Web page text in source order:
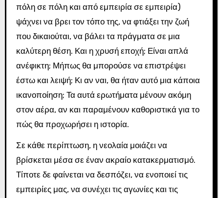
πόλη σε πόλη και από εμπειρία σε εμπειρία)
ψάχνει να βρει τον τόπο της, να φτιάξει την ζωή
που δικαιούται, να βάλει τα πράγματα σε μια
καλύτερη θέση. Και η χρυσή εποχή; Είναι απλά
ανέφικτη; Μήπως θα μπορούσε να επιστρέψει
έστω και λειψή; Κι αν ναι, θα ήταν αυτό μια κάποια
ικανοποίηση; Τα αυτά ερωτήματα μένουν ακόμη
στον αέρα, αν και παραμένουν καθοριστικά για το
πώς θα προχωρήσει η ιστορία.
Σε κάθε περίπτωση, η νεολαία μοιάζει να
βρίσκεται μέσα σε έναν ακραίο κατακερματισμό.
Τίποτε δε φαίνεται να δεσπόζει, να ενοποιεί τις
εμπειρίες μας, να συνέχει τις αγωνίες και τις